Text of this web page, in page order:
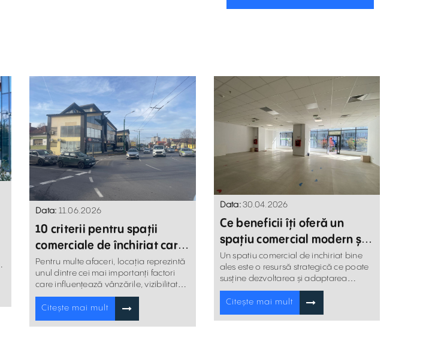
Data: 11.06.2026
10 criterii pentru spații
comerciale de închiriat care
pot face diferența între
succes și eșec
Pentru multe afaceri, locația reprezintă
unul dintre cei mai importanți factori
care influențează vânzările, vizibilitatea
brandului și experiența clienților.
Citește mai mult
Data:30.04.2026
Ce beneficii îți oferă un
spațiu comercial modern și
cum îți influențează
businessul
Un spatiu comercial de inchiriat bine
ales este o resursă strategică ce poate
susține dezvoltarea și adaptarea
businessului tău.
Citește mai mult